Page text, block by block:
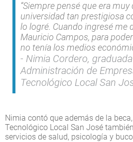
“Siempre pensé que era
universidad tan prestigiosa
lo logré. Cuando ingresé me
Mauricio Campos, para
no tenía los medios
Nimia Cordero,
Administración de
Tecnológico Local San
Nimia contó que además de la
Tecnológico Local San José
servicios de salud, psicología y